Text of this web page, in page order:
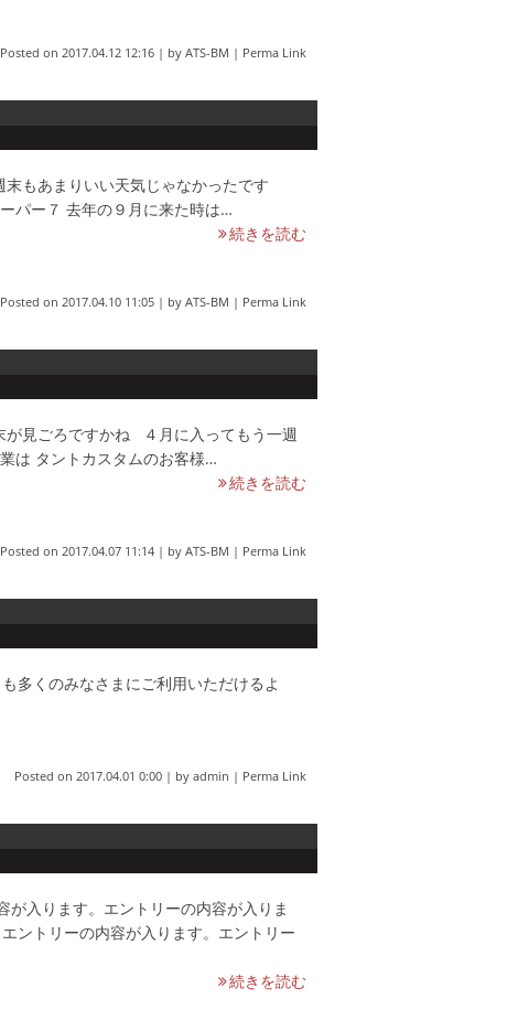
Posted on 2017.04.12 12:16 | by ATS-BM | Perma Link
もあまりいい天気じゃなかったです
パー７ 去年の９月に来た時は…
続きを読む
Posted on 2017.04.10 11:05 | by ATS-BM | Perma Link
が見ごろですかね ４月に入ってもう一週
は タントカスタムのお客様…
続きを読む
Posted on 2017.04.07 11:14 | by ATS-BM | Perma Link
多くのみなさまにご利用いただけるよ
Posted on 2017.04.01 0:00 | by admin | Perma Link
が入ります。エントリーの内容が入りま
ントリーの内容が入ります。エントリー
続きを読む